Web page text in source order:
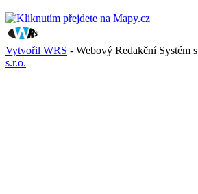
Vytvořil WRS - Webový Redakční Systém
s.r.o.